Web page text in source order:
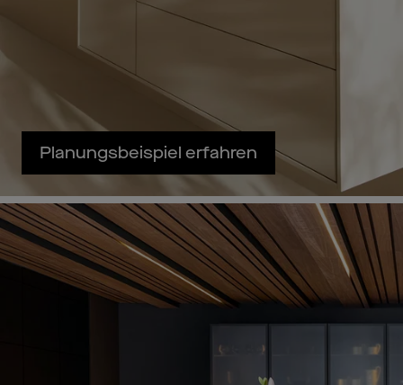
Planungsbeispiel erfahren